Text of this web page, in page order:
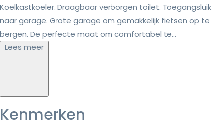
Koelkastkoeler. Draagbaar verborgen toilet. Toegangsluik
naar garage. Grote garage om gemakkelijk fietsen op te
bergen. De perfecte maat om comfortabel te...
Lees meer
Kenmerken